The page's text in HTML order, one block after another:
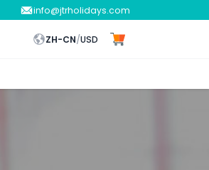
info@jtrholidays.com
ZH-CN/USD